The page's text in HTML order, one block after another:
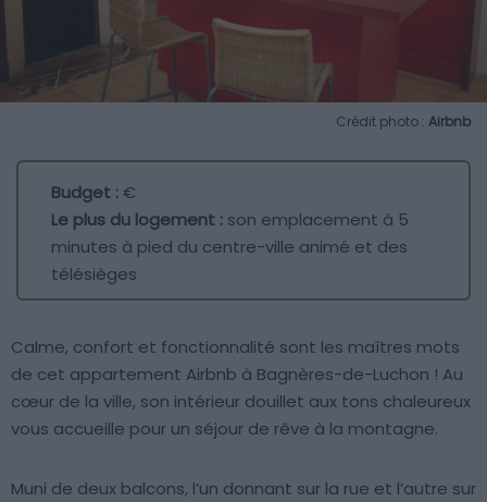
Crédit photo : Airbnb
Budget :€
Le plus du logement : son emplacement à 5
minutes à pied du centre-ville animé et des
télésièges
Calme, confort et fonctionnalité sont les maîtres mots
de cet appartement Airbnb à Bagnères-de-Luchon ! Au
cœur de la ville, son intérieur douillet aux tons chaleureux
vous accueille pour un séjour de rêve à la montagne.
Muni de deux balcons, l’un donnant sur la rue et l’autre sur